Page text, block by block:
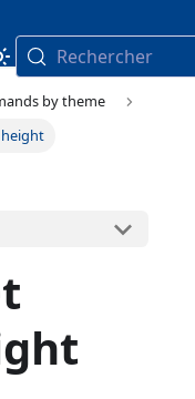
Rechercher
by theme
height